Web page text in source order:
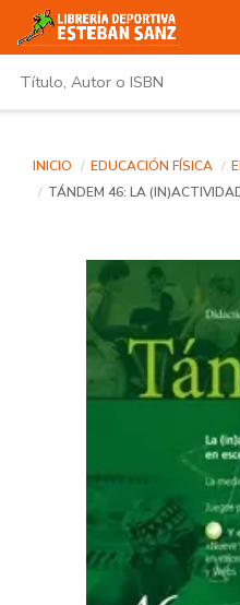
INICIO EDUCACIÓN FÍSICA
TÁNDEM 46: LA